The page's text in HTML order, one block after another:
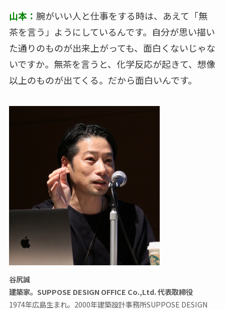
山本： 腕がいい人と仕事をする時は、あえて「無
茶を言う」ようにしているんです。自分が思い描い
た通りのものが出来上がっても、面白くないじゃな
いですか。無茶を言うと、化学反応が起きて、想像
以上のものが出てくる。だから面白いんです。
谷尻誠
建築家。SUPPOSE DESIGN OFFICE Co.,Ltd. 代表取締役
1974年広島生まれ。2000年建築設計事務所SUPPOSE DESIGN